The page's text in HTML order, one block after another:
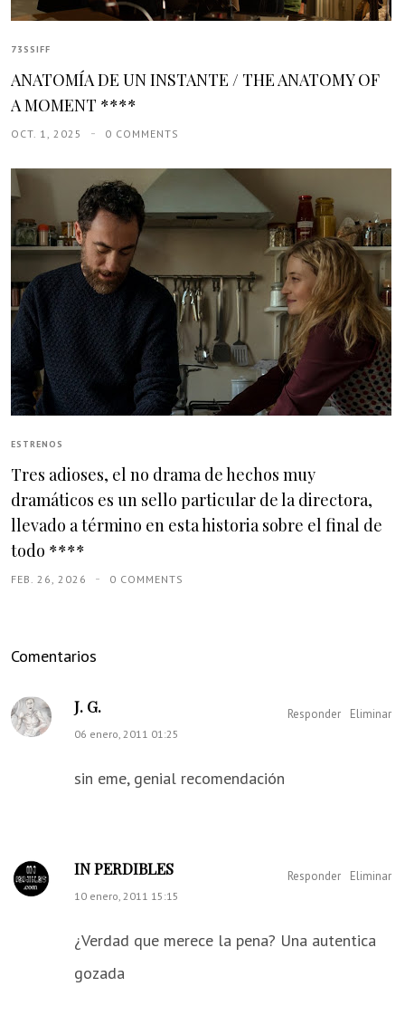
73SSIFF
ANATOMÍA DE UN INSTANTE / THE ANATOMY OF
A MOMENT ****
OCT. 1, 2025 0 COMMENTS
ESTRENOS
Tres adioses, el no drama de hechos muy
dramáticos es un sello particular de la directora,
llevado a término en esta historia sobre el final de
todo ****
FEB. 26, 2026 0 COMMENTS
Comentarios
J. G.
06 enero, 2011 01:25
sin eme, genial recomendación
Responder Eliminar
IN PERDIBLES
10 enero, 2011 15:15
¿Verdad que merece la pena? Una autentica
gozada
Responder Eliminar